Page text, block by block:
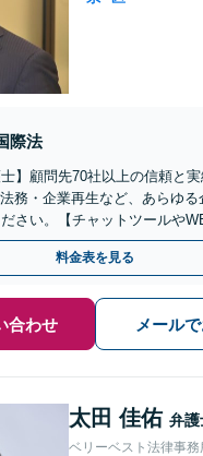
際法
】顧問先70社以上の信頼と
務・企業再生など、あらゆ
さい。【チャットツールや
料金表を見る
合わせ メール
太田 佳佑 弁護
ベリーベスト法律事